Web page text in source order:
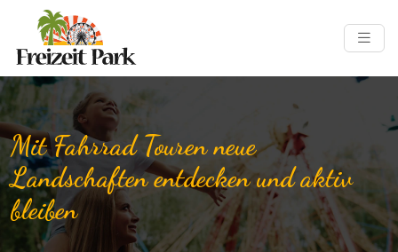
Mit Fahrrad Touren neue
Landschaften entdecken und aktiv
bleiben